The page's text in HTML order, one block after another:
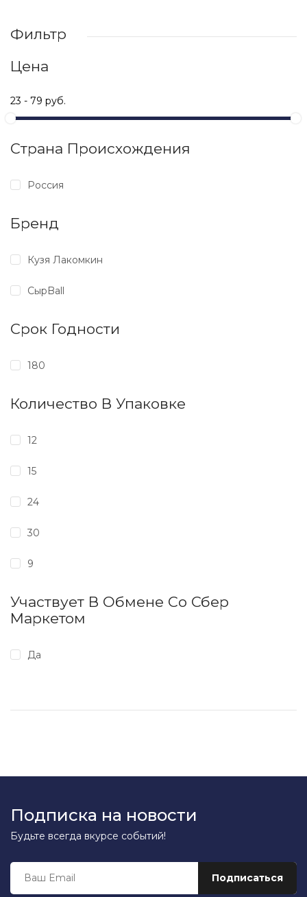
Фильтр
Цена
Страна Происхождения
Россия
Бренд
Кузя Лакомкин
СырBall
Срок Годности
180
Количество В Упаковке
12
15
24
30
9
Участвует В Обмене Со Сбер
Маркетом
Да
Подписка на новости
Будьте всегда вкурсе событий!